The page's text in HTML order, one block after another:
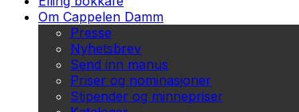
Om Cappelen Damm
Presse
Nyhetsbrev
Send inn manus
Priser og nominasjoner
Stipender og minnepriser